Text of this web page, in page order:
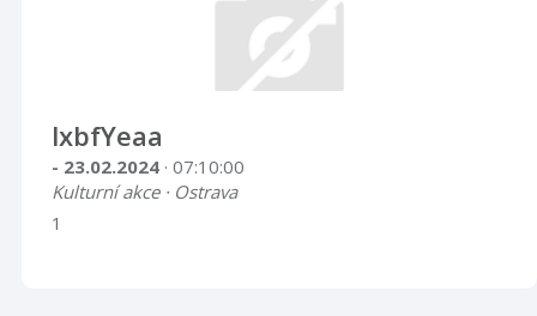
lxbfYeaa
- 23.02.2024 · 07:10:00
Kulturní akce · Ostrava
1